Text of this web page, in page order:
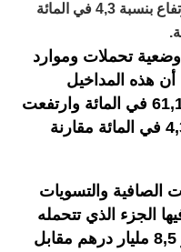
مليار درهم عند متم يوليوز 2023، بارتفاع بنسبة 4,3 في المائة
تحملات وموارد
برسم شهر يوليوز 2023، أن هذه المداخيل
الضريبية حققت معدل إنجاز بلغ 61,1 في المائة وارتفعت
بنحو 6,4 مليار درهم، أي بنسبة 4,3 في المائة مقارنة
الصافية والتسويات
الجزء الذي تتحمله
الجماعات الترابية، بلغت ما يناهز 8,5 مليار درهم مقابل